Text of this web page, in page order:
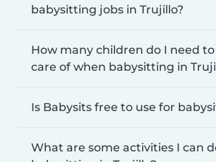
babysitting jobs in Trujillo?
How many children do I need
care of when babysitting in
Is Babysits free to use for
What are some activities I can